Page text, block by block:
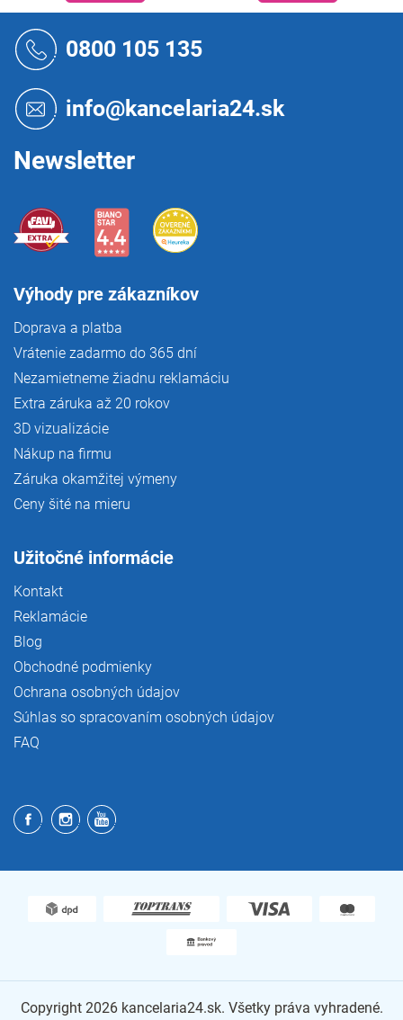
0800 105 135
info@kancelaria24.sk
Newsletter
Výhody pre zákazníkov
Doprava a platba
Vrátenie zadarmo do 365 dní
Nezamietneme žiadnu reklamáciu
Extra záruka až 20 rokov
3D vizualizácie
Nákup na firmu
Záruka okamžitej výmeny
Ceny šité na mieru
Užitočné informácie
Kontakt
Reklamácie
Blog
Obchodné podmienky
Ochrana osobných údajov
Súhlas so spracovaním osobných údajov
FAQ
Copyright 2026 kancelaria24.sk. Všetky práva vyhradené.